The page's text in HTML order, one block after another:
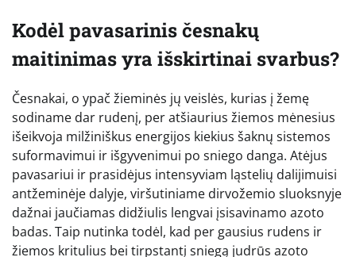
Kodėl pavasarinis česnakų
maitinimas yra išskirtinai svarbus?
Česnakai, o ypač žieminės jų veislės, kurias į žemę
sodiname dar rudenį, per atšiaurius žiemos mėnesius
išeikvoja milžiniškus energijos kiekius šaknų sistemos
suformavimui ir išgyvenimui po sniego danga. Atėjus
pavasariui ir prasidėjus intensyviam ląstelių dalijimuisi
antžeminėje dalyje, viršutiniame dirvožemio sluoksnyje
dažnai jaučiamas didžiulis lengvai įsisavinamo azoto
badas. Taip nutinka todėl, kad per gausius rudens ir
žiemos kritulius bei tirpstantį sniegą judrūs azoto